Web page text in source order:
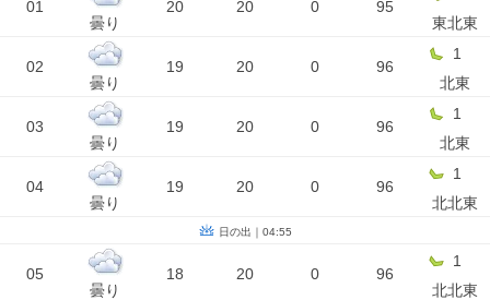
01
曇り
20 20 0 95
東北東
02
曇り
19 20 0 96
1
北東
03
曇り
19 20 0 96
1
北東
04
曇り
19 20 0 96
1
北北東
日の出｜04:55
05
曇り
18 20 0 96
1
北北東